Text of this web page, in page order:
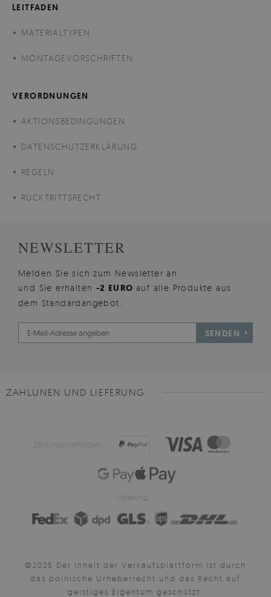
LEITFADEN
MATERIALTYPEN
MONTAGEVORSCHRIFTEN
VERORDNUNGEN
AKTIONSBEDINGUNGEN
DATENSCHUTZERKLÄRUNG
REGELN
RÜCKTRITTSRECHT
NEWSLETTER
Melden Sie sich zum Newsletter an
und Sie erhalten -2 EUROauf alle Produkte aus
dem Standardangebot.
SENDEN
ZAHLUNEN UND LIEFERUNG
Zahlungsmethoden:
Lieferung:
©2025 Der Inhalt der Verkaufsplattform ist durch
das polnische Urheberrecht und das Recht auf
geistiges Eigentum geschützt.